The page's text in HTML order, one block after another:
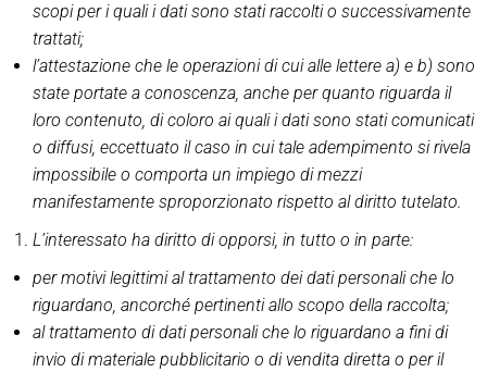
scopi per i quali i dati sono stati raccolti o successivamente
trattati;
l’attestazione che le operazioni di cui alle lettere a) e b) sono
state portate a conoscenza, anche per quanto riguarda il
loro contenuto, di coloro ai quali i dati sono stati comunicati
o diffusi, eccettuato il caso in cui tale adempimento si rivela
impossibile o comporta un impiego di mezzi
manifestamente sproporzionato rispetto al diritto tutelato.
L’interessato ha diritto di opporsi, in tutto o in parte:
per motivi legittimi al trattamento dei dati personali che lo
riguardano, ancorché pertinenti allo scopo della raccolta;
al trattamento di dati personali che lo riguardano a fini di
invio di materiale pubblicitario o di vendita diretta o per il